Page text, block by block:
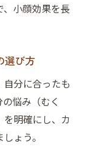
小顔効果を長
選び方
分に合ったも
悩み（むく
明確にし、カ
ょう。